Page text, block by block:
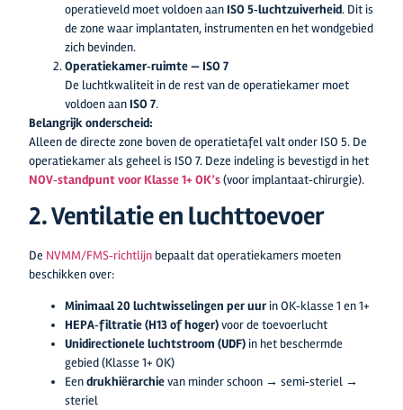
operatieveld moet voldoen aanISO 5‑luchtzuiverheid. Dit is
de zone waar implantaten, instrumenten en het wondgebied
zich bevinden.
Operatiekamer‑ruimte — ISO 7
De luchtkwaliteit in de rest van de operatiekamer moet
voldoen aanISO 7.
Belangrijk onderscheid:
Alleen de directe zone boven de operatietafel valt onder ISO 5. De
operatiekamer als geheel is ISO 7. Deze indeling is bevestigd in het
NOV‑standpunt voor Klasse 1+ OK’s(voor implantaat‑chirurgie).
2. Ventilatie en luchttoevoer
De NVMM/FMS‑richtlijn bepaalt dat operatiekamers moeten
beschikken over:
Minimaal 20 luchtwisselingen per uurin OK‑klasse 1 en 1+
HEPA‑filtratie (H13 of hoger)voor de toevoerlucht
Unidirectionele luchtstroom (UDF)in het beschermde
gebied (Klasse 1+ OK)
Eendrukhiërarchievan minder schoon → semi‑steriel →
steriel